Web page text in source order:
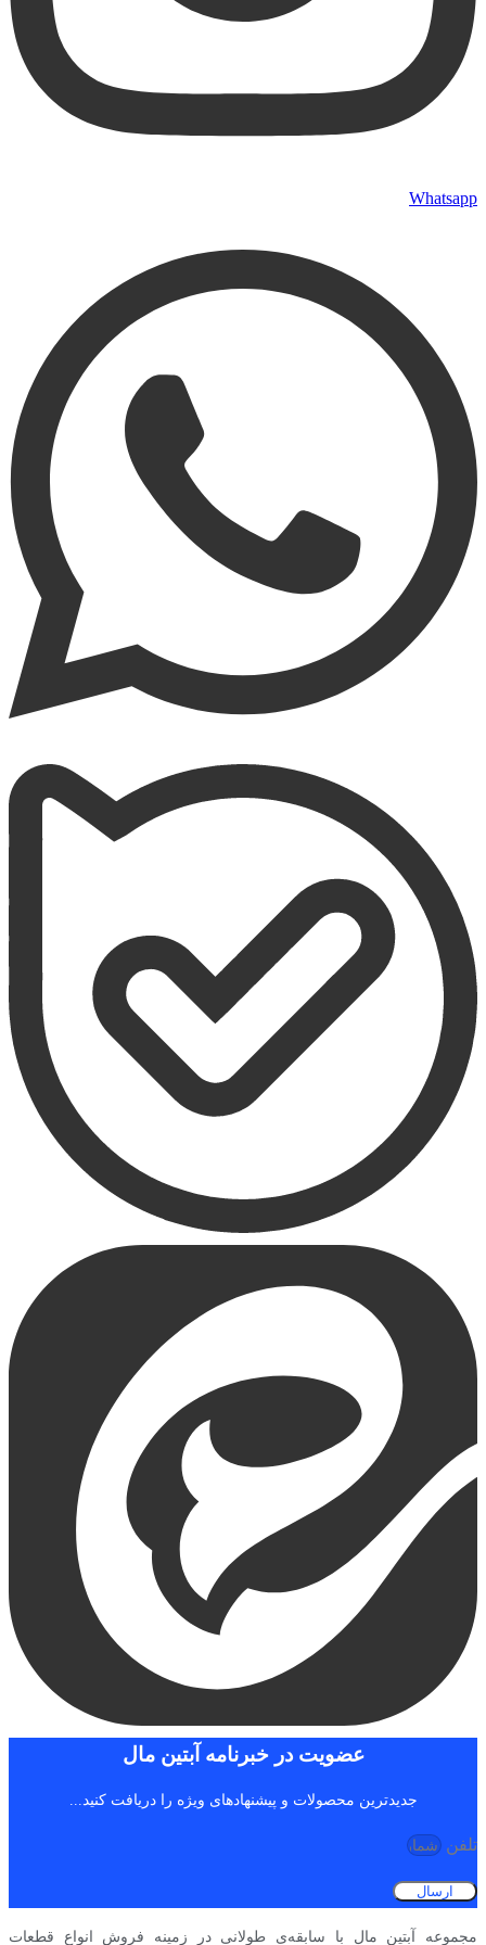
Whatsapp
عضویت در خبرنامه آبتین مال
جدیدترین محصولات و پیشنهادهای ویژه را دریافت کنید...
تلفن
ارسال
مجموعه آبتین مال با سابقه‌ی طولانی در زمینه فروش انواع قطعات